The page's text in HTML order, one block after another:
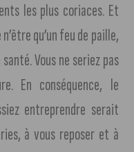
les plus coriaces. Et
qu’un feu de paille,
Vous ne seriez pas
En conséquence, le
entreprendre serait
à vous reposer et à